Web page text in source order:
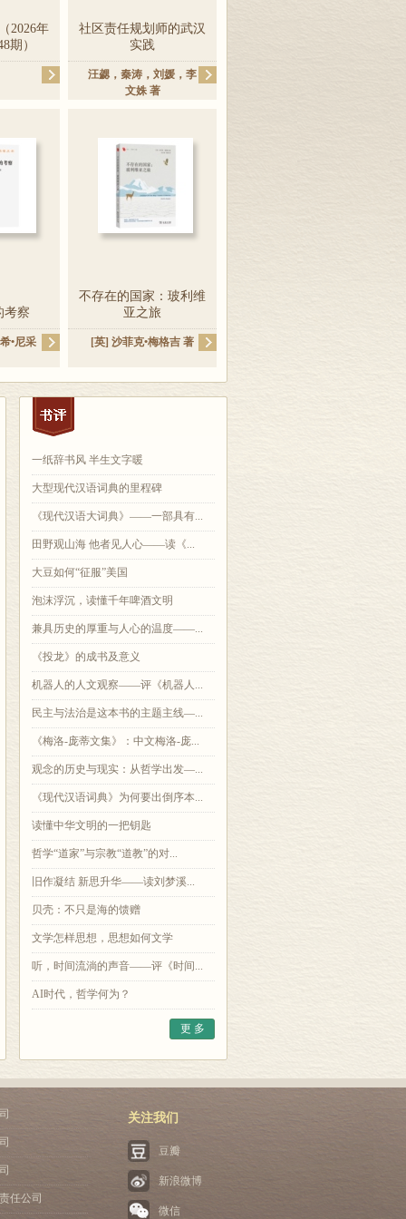
2026年
期）
社区责任规划师的武汉
实践
汪勰 ， 秦涛 ， 刘媛 ， 李
文姝著
考察
•尼采
不存在的国家：玻利维
亚之旅
[英] 沙菲克•梅格吉 著
一纸辞书风 半生文字暖
大型现代汉语词典的里程碑
《现代汉语大词典》——一部具有...
田野观山海 他者见人心——读《...
大豆如何“征服”美国
泡沫浮沉，读懂千年啤酒文明
兼具历史的厚重与人心的温度——...
《投龙》的成书及意义
机器人的人文观察——评《机器人...
民主与法治是这本书的主题主线—...
《梅洛-庞蒂文集》：中文梅洛-庞...
观念的历史与现实：从哲学出发—...
《现代汉语词典》为何要出倒序本...
读懂中华文明的一把钥匙
哲学“道家”与宗教“道教”的对...
旧作凝结 新思升华——读刘梦溪...
贝壳：不只是海的馈赠
文学怎样思想，思想如何文学
听，时间流淌的声音——评《时间...
AI时代，哲学何为？
更 多
任公司
关注我们
豆瓣
新浪微博
微信